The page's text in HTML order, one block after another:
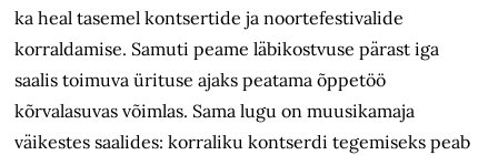
ka heal tasemel kontsertide ja noortefestivalide
korraldamise. Samuti peame läbikostvuse pärast iga
saalis toimuva ürituse ajaks peatama õppetöö
kõrvalasuvas võimlas. Sama lugu on muusikamaja
väikestes saalides: korraliku kontserdi tegemiseks peab